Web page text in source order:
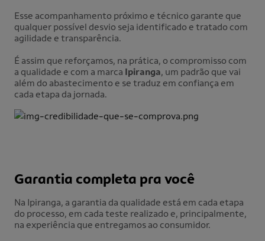
Esse acompanhamento próximo e técnico garante que
qualquer possível desvio seja identificado e tratado com
agilidade e transparência.
É assim que reforçamos, na prática, o compromisso com
a qualidade e com a marca Ipiranga, um padrão que vai
além do abastecimento e se traduz em confiança em
cada etapa da jornada.
Garantia completa pra você
Na Ipiranga, a garantia da qualidade está em cada etapa
do processo, em cada teste realizado e, principalmente,
na experiência que entregamos ao consumidor.